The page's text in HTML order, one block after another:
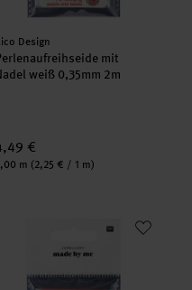
Design
mit
weiß 0,35mm 2m
€
m (2,25 € / 1 m)
0,45mm 2m
Perlenaufreihseide mit Nadel